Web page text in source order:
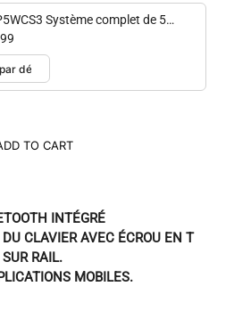
Système complet de 5
sans fil sérieux
TO CART
INTÉGRÉ
CLAVIER AVEC ÉCROU EN T
RAIL.
MOBILES.